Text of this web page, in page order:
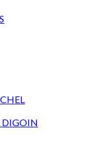
DIGOIN